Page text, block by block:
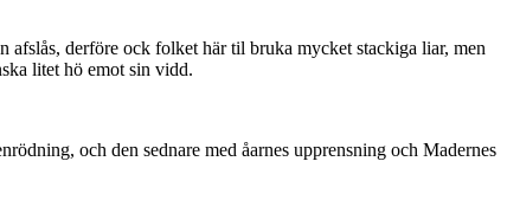
afslås, derföre ock folket här til bruka mycket stackiga liar, men
litet hö emot sin vidd.
och den sednare med åarnes upprensning och Madernes